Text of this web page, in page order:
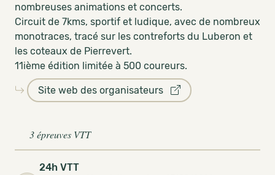
nombreuses animations et concerts.
Circuit de 7kms, sportif et ludique, avec de nombreux
monotraces, tracé sur les contreforts du Luberon et
les coteaux de Pierrevert.
11ième édition limitée à 500 coureurs.
Site web des organisateurs
3 épreuves VTT
24h VTT